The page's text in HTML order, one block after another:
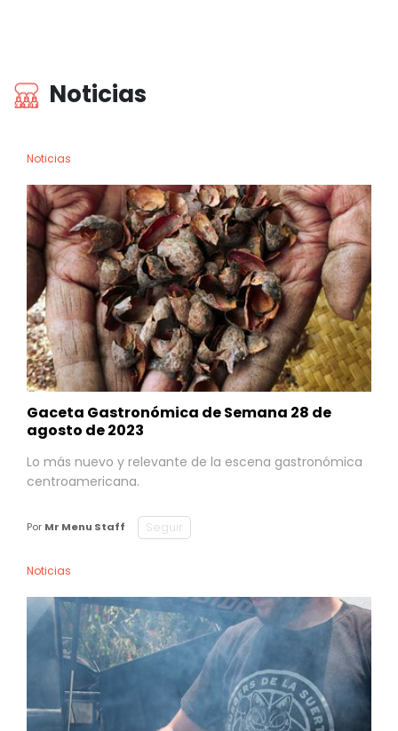
Noticias
Noticias
Gaceta Gastronómica de Semana 28 de
agosto de 2023
Lo más nuevo y relevante de la escena gastronómica
centroamericana.
Por Mr Menu Staff Seguir
Noticias